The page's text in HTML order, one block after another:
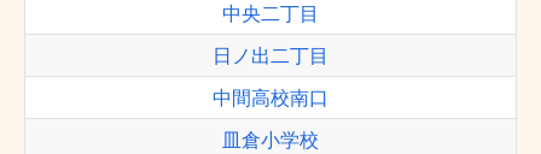
中央二丁目
日ノ出二丁目
中間高校南口
皿倉小学校